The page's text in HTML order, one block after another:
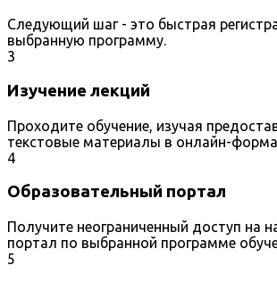
Следующий шаг - это быстрая
выбранную программу.
3
Изучение лекций
Проходите обучение, изучая
текстовые материалы в онлайн-
4
Образовательный портал
Получите неограниченный доступ на
портал по выбранной программе
5